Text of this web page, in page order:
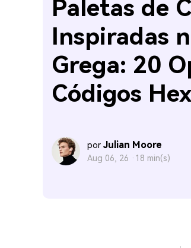
Paletas de
Inspiradas
Grega: 20
Códigos Hex
por Julian Moore
Aug 06, 26 · 18 min(s)